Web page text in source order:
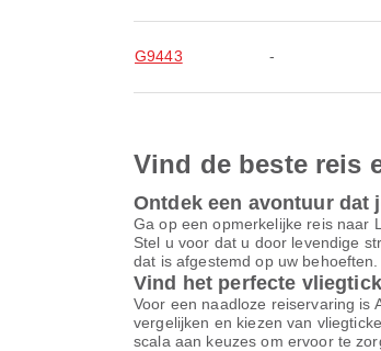
G9443 -
Vind de beste reis
Ontdek een avontuur dat
Ga op een opmerkelijke reis naar
Stel u voor dat u door levendige
dat is afgestemd op uw
Vind het perfecte
Voor een naadloze reiservaring is
vergelijken en kiezen van
scala aan keuzes om ervoor te